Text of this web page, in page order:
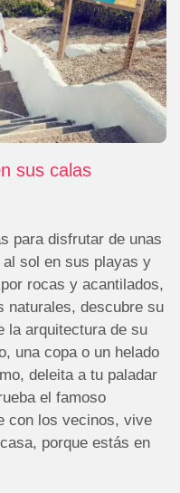
sus calas
para disfrutar de unas
sol en sus playas y
rocas y acantilados,
naturales, descubre su
la arquitectura de su
una copa o un helado
deleita a tu paladar
el famoso
con los vecinos, vive
porque estás en